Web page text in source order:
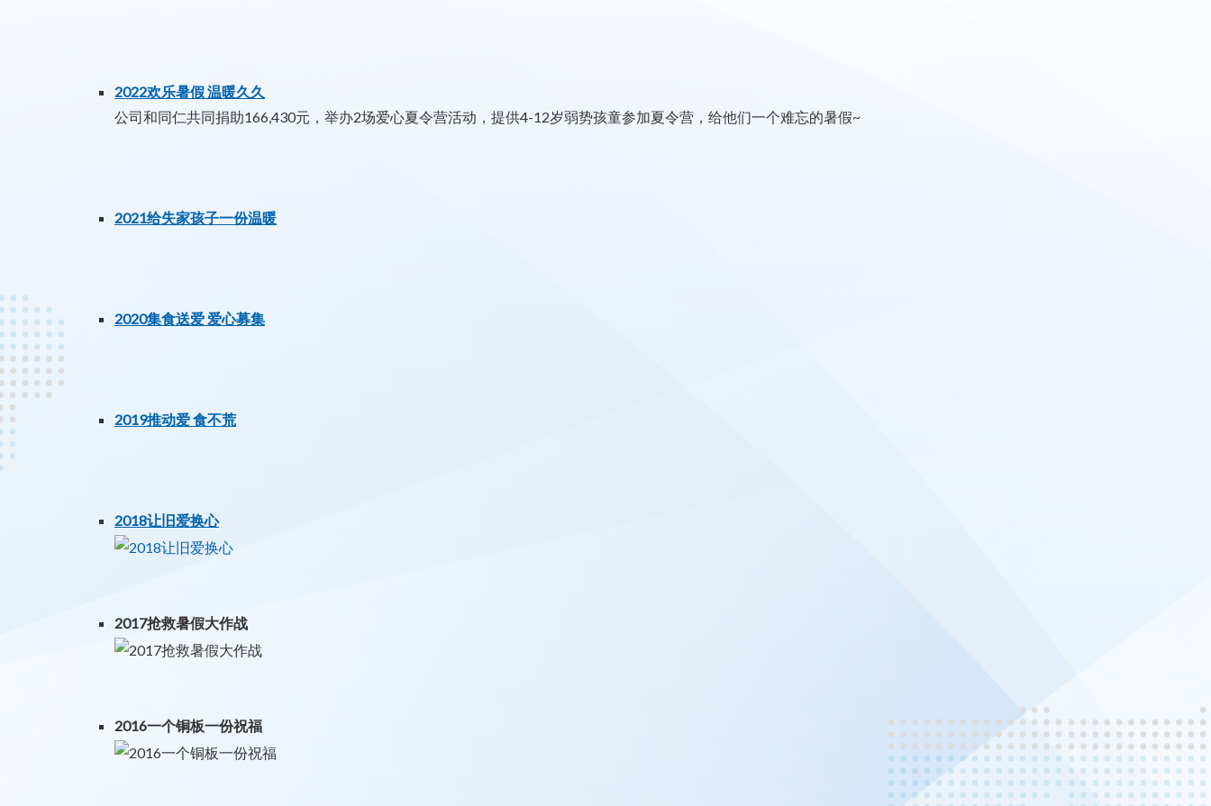
2022欢乐暑假 温暖久久
公司和同仁共同捐助166,430元，举办2场爱心夏令营活动，提供4-12岁弱势孩童参加夏令营，给他们一个难忘的暑假~
2021给失家孩子一份温暖
2020集食送爱 爱心募集
2019推动爱 食不荒
2018让旧爱换心
2017抢救暑假大作战
2016一个铜板一份祝福